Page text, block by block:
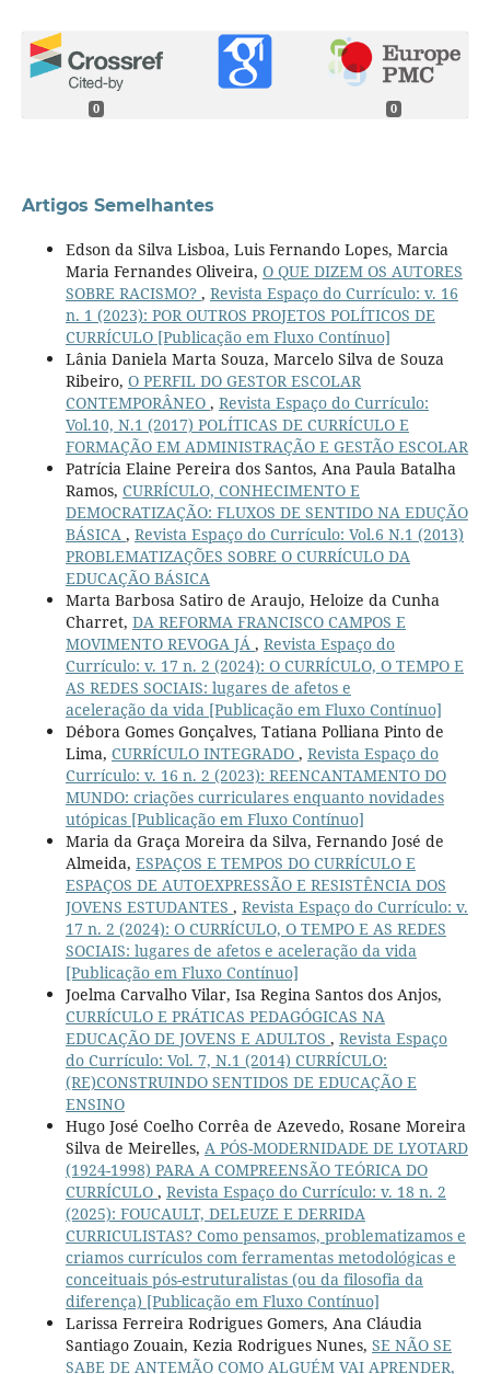
0 0
Artigos Semelhantes
Edson da Silva Lisboa, Luis Fernando Lopes, Marcia
Maria Fernandes Oliveira, O QUE DIZEM OS AUTORES
SOBRE RACISMO? , Revista Espaço do Currículo: v. 16
n. 1 (2023): POR OUTROS PROJETOS POLÍTICOS DE
CURRÍCULO [Publicação em Fluxo Contínuo]
Lânia Daniela Marta Souza, Marcelo Silva de Souza
Ribeiro, O PERFIL DO GESTOR ESCOLAR
CONTEMPORÂNEO , Revista Espaço do Currículo:
Vol.10, N.1 (2017) POLÍTICAS DE CURRÍCULO E
FORMAÇÃO EM ADMINISTRAÇÃO E GESTÃO ESCOLAR
Patrícia Elaine Pereira dos Santos, Ana Paula Batalha
Ramos, CURRÍCULO, CONHECIMENTO E
DEMOCRATIZAÇÃO: FLUXOS DE SENTIDO NA EDUÇÃO
BÁSICA , Revista Espaço do Currículo: Vol.6 N.1 (2013)
PROBLEMATIZAÇÕES SOBRE O CURRÍCULO DA
EDUCAÇÃO BÁSICA
Marta Barbosa Satiro de Araujo, Heloize da Cunha
Charret, DA REFORMA FRANCISCO CAMPOS E
MOVIMENTO REVOGA JÁ , Revista Espaço do
Currículo: v. 17 n. 2 (2024): O CURRÍCULO, O TEMPO E
AS REDES SOCIAIS: lugares de afetos e
aceleração da vida [Publicação em Fluxo Contínuo]
Débora Gomes Gonçalves, Tatiana Polliana Pinto de
Lima, CURRÍCULO INTEGRADO , Revista Espaço do
Currículo: v. 16 n. 2 (2023): REENCANTAMENTO DO
MUNDO: criações curriculares enquanto novidades
utópicas [Publicação em Fluxo Contínuo]
Maria da Graça Moreira da Silva, Fernando José de
Almeida, ESPAÇOS E TEMPOS DO CURRÍCULO E
ESPAÇOS DE AUTOEXPRESSÃO E RESISTÊNCIA DOS
JOVENS ESTUDANTES , Revista Espaço do Currículo: v.
17 n. 2 (2024): O CURRÍCULO, O TEMPO E AS REDES
SOCIAIS: lugares de afetos e aceleração da vida
[Publicação em Fluxo Contínuo]
Joelma Carvalho Vilar, Isa Regina Santos dos Anjos,
CURRÍCULO E PRÁTICAS PEDAGÓGICAS NA
EDUCAÇÃO DE JOVENS E ADULTOS , Revista Espaço
do Currículo: Vol. 7, N.1 (2014) CURRÍCULO:
(RE)CONSTRUINDO SENTIDOS DE EDUCAÇÃO E
ENSINO
Hugo José Coelho Corrêa de Azevedo, Rosane Moreira
Silva de Meirelles, A PÓS-MODERNIDADE DE LYOTARD
(1924-1998) PARA A COMPREENSÃO TEÓRICA DO
CURRÍCULO , Revista Espaço do Currículo: v. 18 n. 2
(2025): FOUCAULT, DELEUZE E DERRIDA
CURRICULISTAS? Como pensamos, problematizamos e
criamos currículos com ferramentas metodológicas e
conceituais pós-estruturalistas (ou da filosofia da
diferença) [Publicação em Fluxo Contínuo]
Larissa Ferreira Rodrigues Gomers, Ana Cláudia
Santiago Zouain, Kezia Rodrigues Nunes, SE NÃO SE
SABE DE ANTEMÃO COMO ALGUÉM VAI APRENDER,